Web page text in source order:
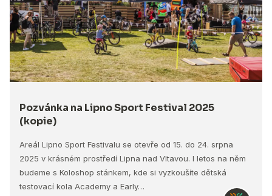
Pozvánka na Lipno Sport Festival 2025
(kopie)
Areál Lipno Sport Festivalu se otevře od 15. do 24. srpna
2025 v krásném prostředí Lipna nad Vltavou. I letos na něm
budeme s Koloshop stánkem, kde si vyzkoušíte dětská
testovací kola Academy a Early…